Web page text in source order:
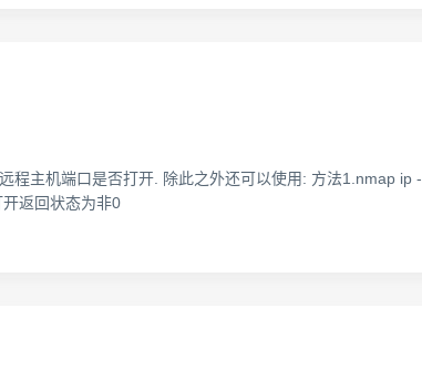
程主机端口是否打开. 除此之外还可以使用: 方法1.nmap
返回状态为非0